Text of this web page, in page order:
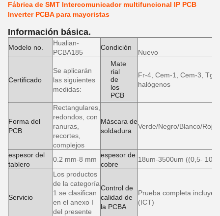
Fábrica de SMT Intercomunicador multifuncional IP PCB
Inverter PCBA para mayoristas
Información básica.
Modelo no.
Hualian-
PCBA185
Condición
Nuevo
Certificado
Se aplicarán
las siguientes
medidas:
Mate
rial
de
los
PCB
Fr-4, Cem-1, Cem-3, Tg
halógenos
Forma del
PCB
Rectangulares,
redondos, con
ranuras,
recortes,
complejos
Máscara de
soldadura
Verde/Negro/Blanco/
espesor del
tablero
0.2 mm-8 mm
espesor de
cobre
18um-3500um ((0,5- 100
Servicio
Los productos
de la categoría
1 se clasifican
en el anexo I
del presente
Control de
calidad de
la PCBA
Prueba completa incluye
(ICT)